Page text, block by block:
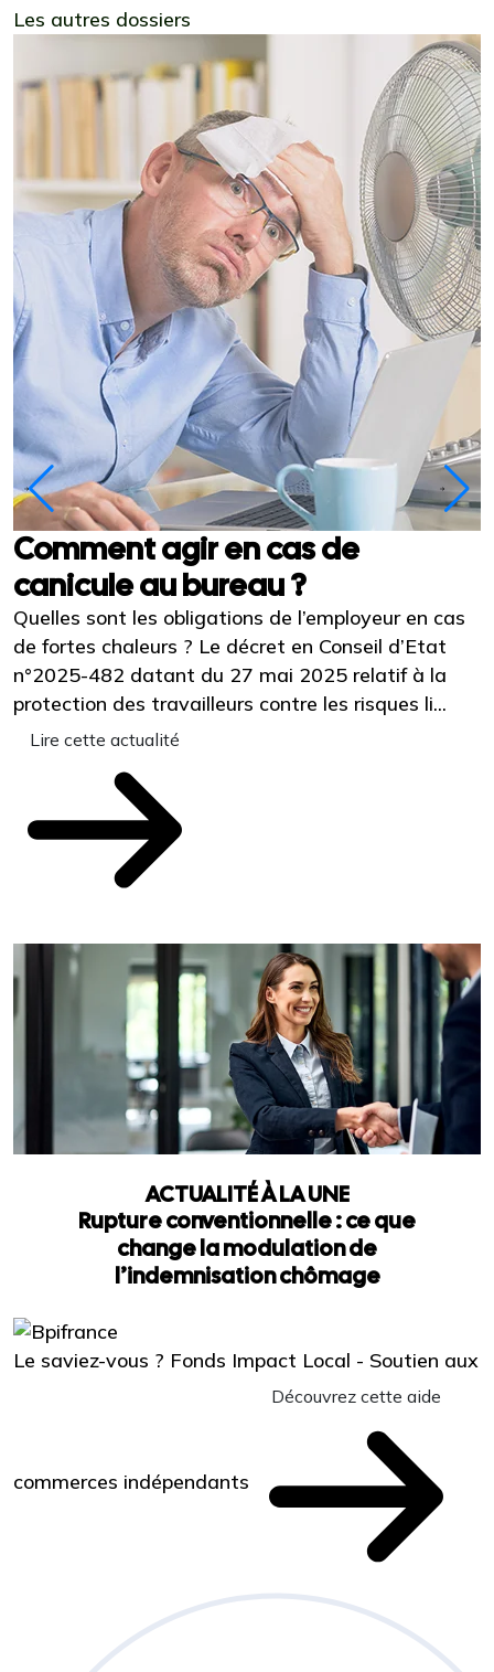
Les autres dossiers
Comment agir en cas de
canicule au bureau ?
Quelles sont les obligations de l’employeur en cas
de fortes chaleurs ? Le décret en Conseil d’Etat
n°2025-482 datant du 27 mai 2025 relatif à la
protection des travailleurs contre les risques li...
Lire cette actualité
ACTUALITÉ À LA UNE
Rupture conventionnelle : ce que
change la modulation de
l’indemnisation chômage
Le saviez-vous ? Fonds Impact Local - Soutien aux
commerces indépendants
Découvrez cette aide